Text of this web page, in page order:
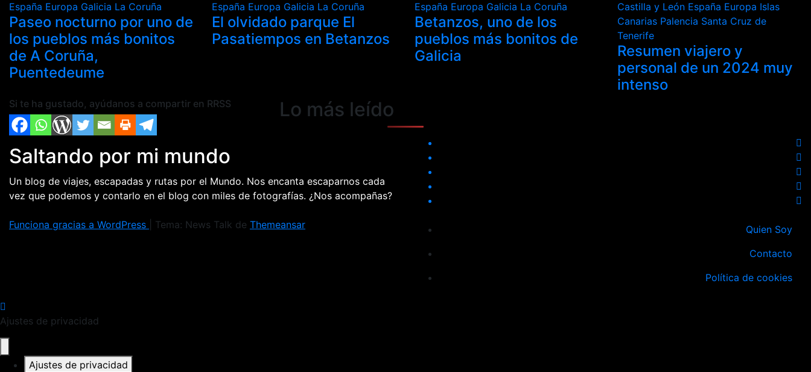
España Europa Galicia La Coruña
Paseo nocturno por uno de
los pueblos más bonitos
de A Coruña,
Puentedeume
España Europa Galicia La Coruña
El olvidado parque El
Pasatiempos en Betanzos
España Europa Galicia La Coruña
Betanzos, uno de los
pueblos más bonitos de
Galicia
Castilla y León España Europa Islas
Canarias Palencia Santa Cruz de
Tenerife
Resumen viajero y
personal de un 2024 muy
intenso
Si te ha gustado, ayúdanos a compartir en RRSS Lo más leído
Saltando por mi mundo
Un blog de viajes, escapadas y rutas por el Mundo. Nos encanta escaparnos cada
vez que podemos y contarlo en el blog con miles de fotografías. ¿Nos acompañas?
Funciona gracias a WordPress Tema: News Talk de Themeansar
Quien Soy
Contacto
Política de cookies
Ajustes de privacidad
Ajustes de privacidad